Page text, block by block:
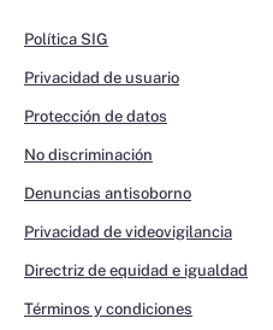
Política SIG
Privacidad de usuario
Protección de datos
No discriminación
Denuncias antisoborno
Privacidad de videovigilancia
Directriz de equidad e igualdad
Términos y condiciones